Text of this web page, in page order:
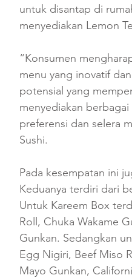
untuk disantap di
menyediakan Lemon
“Konsumen
menu yang inovatif
potensial yang
menyediakan
preferensi dan selera
Sushi.
Pada kesempatan ini
Keduanya terdiri dari
Untuk Kareem Box
Roll, Chuka Wakame
Gunkan. Sedangkan
Egg Nigiri, Beef Miso
Mayo Gunkan,